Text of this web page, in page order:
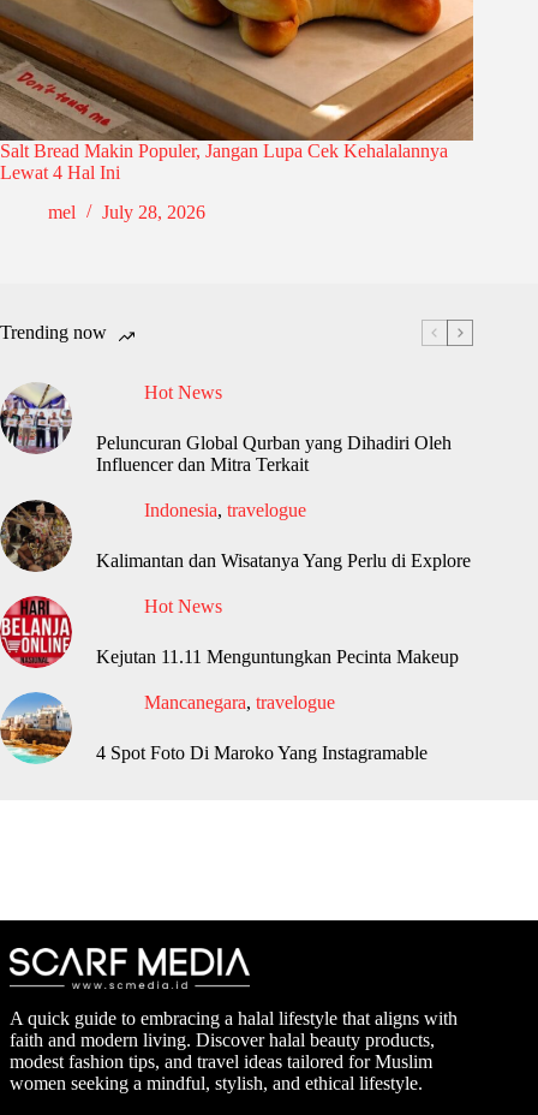
Salt Bread Makin Populer, Jangan Lupa Cek Kehalalannya
Lewat 4 Hal Ini
mel
July 28, 2026
Trending now
Hot News
Peluncuran Global Qurban yang Dihadiri Oleh
Influencer dan Mitra Terkait
Indonesia, travelogue
Kalimantan dan Wisatanya Yang Perlu di Explore
Hot News
Kejutan 11.11 Menguntungkan Pecinta Makeup
Mancanegara, travelogue
4 Spot Foto Di Maroko Yang Instagramable
A quick guide to embracing a halal lifestyle that aligns with
faith and modern living. Discover halal beauty products,
modest fashion tips, and travel ideas tailored for Muslim
women seeking a mindful, stylish, and ethical lifestyle.